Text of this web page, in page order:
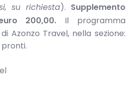
su richiesta). Supplemento
200,00. Il programma
Azonzo Travel, nella sezione: